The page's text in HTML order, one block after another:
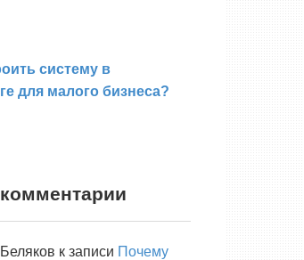
систему в
для малого бизнеса?
к записи Почему